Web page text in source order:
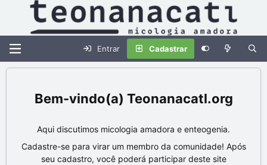
Entrar Cadastrar
Teonanacatl.org
Aqui discutimos micologia amadora e enteogenia.
Cadastre-se para virar um membro da comunidade! Após
seu cadastro, você poderá participar deste site